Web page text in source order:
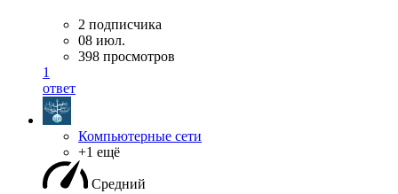
2 подписчика
08 июл.
398 просмотров
1
ответ
Компьютерные сети
+1 ещё
Средний